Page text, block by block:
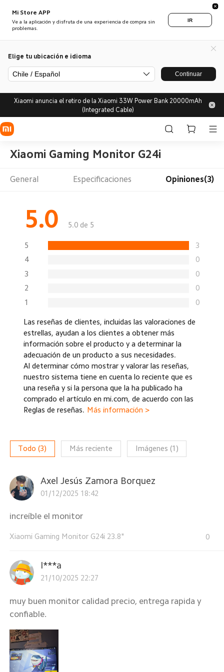
Mi Store APP
Ve a la aplicación y disfruta de una experiencia de compra sin
problemas.
IR
Elige tu ubicación e idioma
Chile / Español Continuar
Xiaomi anuncia el retiro de la Xiaomi 33W Power Bank 20000mAh
(Integrated Cable)
Xiaomi Gaming Monitor G24i
General Especificaciones Opiniones(3)
5.0 5.0 de 5
5
3
4
0
3
0
2
0
1
0
Las reseñas de clientes, incluidas las valoraciones de
estrellas, ayudan a los clientes a obtener más
información sobre el producto y a determinar la
adecuación de un producto a sus necesidades.
Al determinar cómo mostrar y valorar las reseñas,
nuestro sistema tiene en cuenta lo reciente que es
una reseña y si la persona que la ha publicado ha
comprado el artículo en mi.com, de acuerdo con las
Reglas de reseñas. Más información >
Todo (3) Más reciente Imágenes (1 )
Axel Jesús Zamora Borquez
01/12/2025 18:42
increíble el monitor
Xiaomi Gaming Monitor G24i 23.8" 0
I***a
21/10/2025 22:27
muy buen monitor calidad precio, entrega rapida y
confiable.